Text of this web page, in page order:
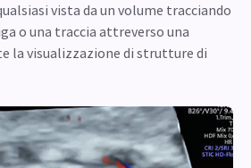
vista da un volume tracciando
o una traccia attreverso una
la visualizzazione di strutture di